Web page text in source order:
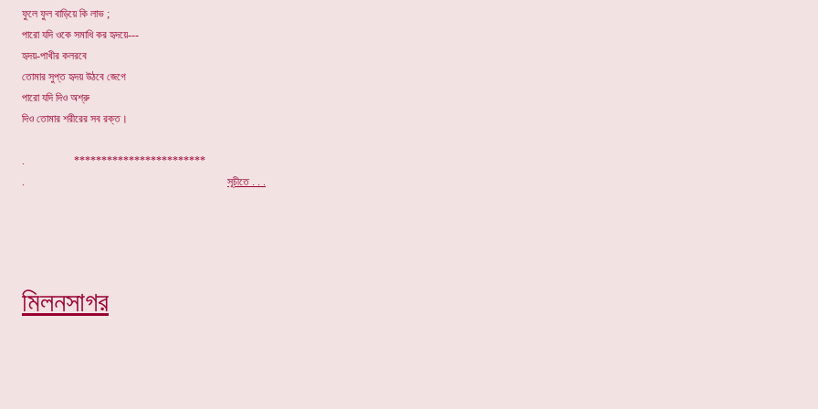
ফুলে ফুল বাড়িয়ে কি লাভ ;
পারো যদি ওকে সমাধি কর হৃদয়ে---
হৃদয়-পাখীর কলরবে
তোমার সুপ্ত হৃদয় উঠবে জেগে
পারো যদি দিও অশ্রু
দিও তোমার শরীরের সব রক্ত।
. ************************
. সূচীতে . . .
মিলনসাগর